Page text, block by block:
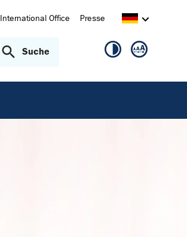
International Office Presse
Suche